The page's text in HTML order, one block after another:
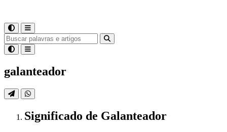
galanteador
Significado de Galanteador